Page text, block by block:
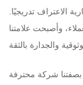
الاعتراف تدريجيًا.
وأصبحت علامتنا